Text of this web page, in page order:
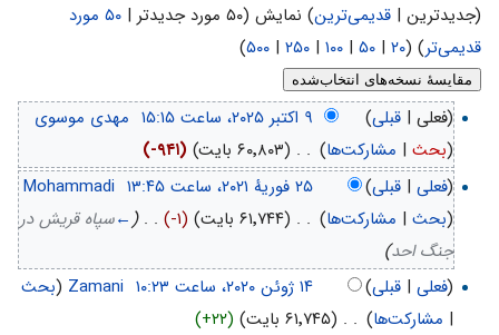
(جدیدترین | قدیمی‌ترین) نمایش (۵۰ مورد جدیدتر |
۵۰ مورد
قدیمی‌تر) (۲۰ | ۵۰ | ۱۰۰ | ۲۵۰ | ۵۰۰)
(فعلی | قبلی)
‏ مهدی موسوی
(بحث| مشارکت‌ها)
. . (۶۰٬۸۰۳ بایت)
(-۹۴۱)
(فعلی| قبلی)
‏
Mohammadi
(بحث| مشارکت‌ها)
. . (۶۱٬۷۴۴ بایت) (-۱)‏
. .
(
←سپاه قریش در
جنگ احد)
(فعلی| قبلی)
‏
Zamani
(بحث
| مشارکت‌ها)
. . (۶۱٬۷۴۵ بایت)
(+۲۲)